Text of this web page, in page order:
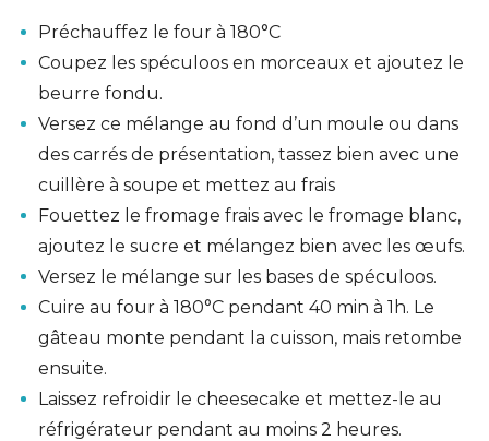
Préchauffez le four à 180°C
Coupez les spéculoos en morceaux et ajoutez le
beurre fondu.
Versez ce mélange au fond d’un moule ou dans
des carrés de présentation, tassez bien avec une
cuillère à soupe et mettez au frais
Fouettez le fromage frais avec le fromage blanc,
ajoutez le sucre et mélangez bien avec les œufs.
Versez le mélange sur les bases de spéculoos.
Cuire au four à 180°C pendant 40 min à 1h. Le
gâteau monte pendant la cuisson, mais retombe
ensuite.
Laissez refroidir le cheesecake et mettez-le au
réfrigérateur pendant au moins 2 heures.